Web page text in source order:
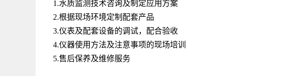
1.水质监测技术咨询及制定应用方案
2.根据现场环境定制配套产品
3.仪表及配套设备的调试，配合验收
4.仪器使用方法及注意事项的现场培训
5.售后保养及维修服务